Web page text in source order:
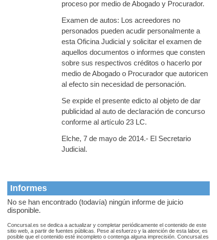
proceso por medio de Abogado y Procurador.
Examen de autos: Los acreedores no
personados pueden acudir personalmente a
esta Oficina Judicial y solicitar el examen de
aquellos documentos o informes que consten
sobre sus respectivos créditos o hacerlo por
medio de Abogado o Procurador que autoricen
al efecto sin necesidad de personación.
Se expide el presente edicto al objeto de dar
publicidad al auto de declaración de concurso
conforme al artículo 23 LC.
Elche, 7 de mayo de 2014.- El Secretario
Judicial.
Informes
No se han encontrado (todavía) ningún informe de juicio
disponible.
Concursal.es se dedica a actualizar y completar periódicamente el contenido de este
sitio web, a partir de fuentes públicas. Pese al esfuerzo y la atención de esta labor, es
posible que el contenido esté incompleto o contenga alguna imprecisión. Concursal.es